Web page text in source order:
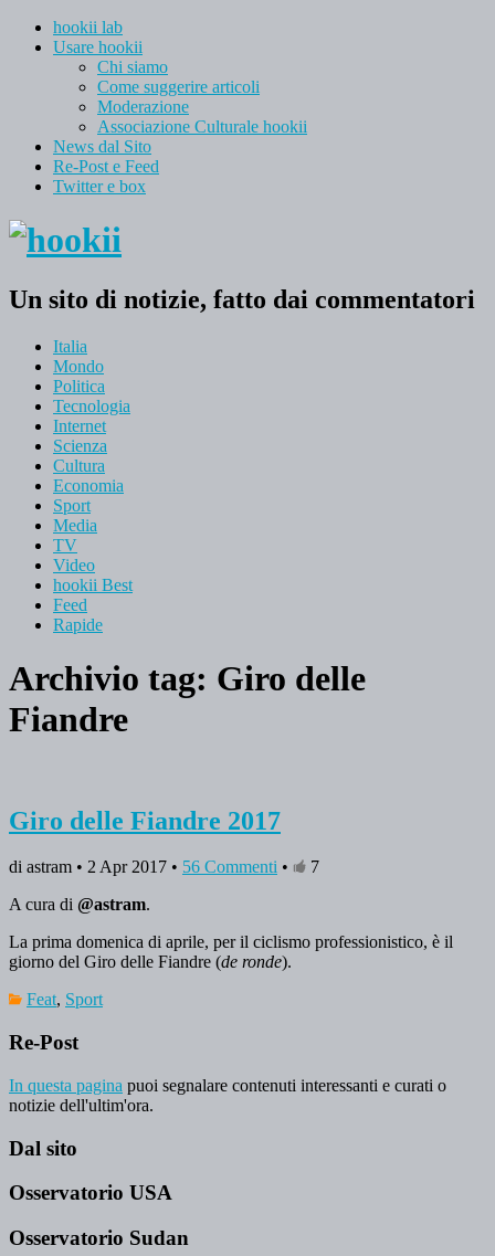
hookii lab
Usare hookii
Chi siamo
Come suggerire articoli
Moderazione
Associazione Culturale hookii
News dal Sito
Re-Post e Feed
Twitter e box
Un sito di notizie, fatto dai commentatori
Italia
Mondo
Politica
Tecnologia
Internet
Scienza
Cultura
Economia
Sport
Media
TV
Video
hookii Best
Feed
Rapide
Archivio tag: Giro delle
Fiandre
Giro delle Fiandre 2017
di astram • 2 Apr 2017 • 56 Commenti •
7
A cura di @astram.
La prima domenica di aprile, per il ciclismo professionistico, è il
giorno del Giro delle Fiandre (de ronde).
Feat, Sport
Re-Post
In questa pagina puoi segnalare contenuti interessanti e curati o
notizie dell'ultim'ora.
Dal sito
Osservatorio USA
Osservatorio Sudan